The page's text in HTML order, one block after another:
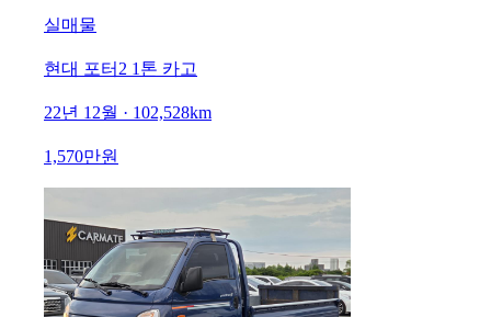
실매물
현대 포터2 1톤 카고
22년 12월 · 102,528km
1,570만원